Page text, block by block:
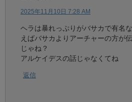
2025年11月10日 7:28 AM
ヘラは暴れっぷりがバサカで有名
えばバサカよりアーチャーの方が
じゃね？
アルケイデスの話じゃなくてね
返信